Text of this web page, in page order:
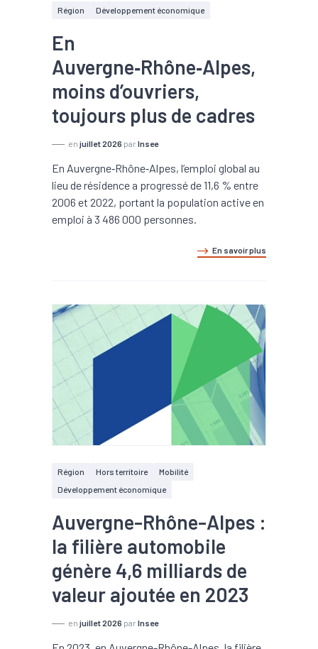
Région Développement économique
En
Auvergne‑Rhône‑Alpes,
moins d’ouvriers,
toujours plus de cadres
en juillet 2026 par Insee
En Auvergne‑Rhône‑Alpes, l’emploi global au
lieu de résidence a progressé de 11,6 % entre
2006 et 2022, portant la population active en
emploi à 3 486 000 personnes.
En savoir plus
Région Hors territoire
Mobilité
Développement économique
Auvergne-Rhône-Alpes :
la filière automobile
génère 4,6 milliards de
valeur ajoutée en 2023
en juillet 2026 par Insee